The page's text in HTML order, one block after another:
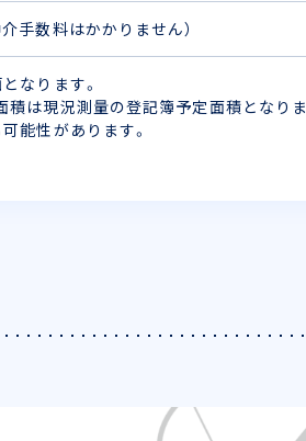
手数料はかかりません）
なります。
積は現況測量の登記簿予定面積となりま
能性があります。